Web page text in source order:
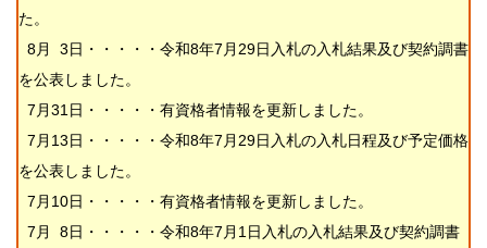
た。
8月 3日・・・・・令和8年7月29日入札の入札結果及び契約調書
を公表しました。
7月31日・・・・・有資格者情報を更新しました。
7月13日・・・・・ 令和8年7月29日入札の入札日程及び予定価格
を公表しました。
7月10日・・・・・有資格者情報を更新しました。
7月 8日・・・・・ 令和8年7月1日入札の入札結果及び契約調書